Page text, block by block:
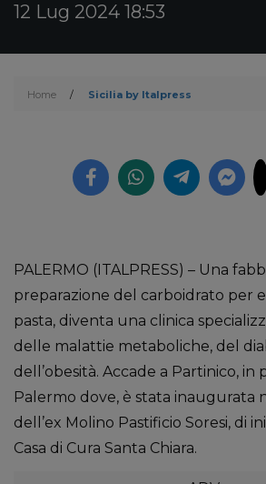
12 Lug 2024 18:53
Home / Sicilia by Italpress
PALERMO (ITALPRESS) – Una
preparazione del carboidrato per
pasta, diventa una clinica
delle malattie metaboliche, del
dell’obesità. Accade a Partinico, in
Palermo dove, è stata inaugurata
dell’ex Molino Pastificio Soresi, di
Casa di Cura Santa Chiara.